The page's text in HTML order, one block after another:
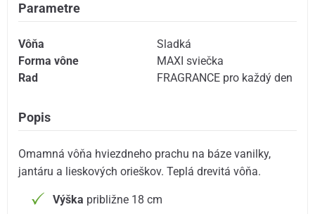
Parametre
Vôňa
Sladká
Forma vône
MAXI sviečka
Rad
FRAGRANCE pro každý den
Popis
Omamná vôňa hviezdneho prachu na báze vanilky,
jantáru a lieskových orieškov. Teplá drevitá vôňa.
Výška približne 18 cm